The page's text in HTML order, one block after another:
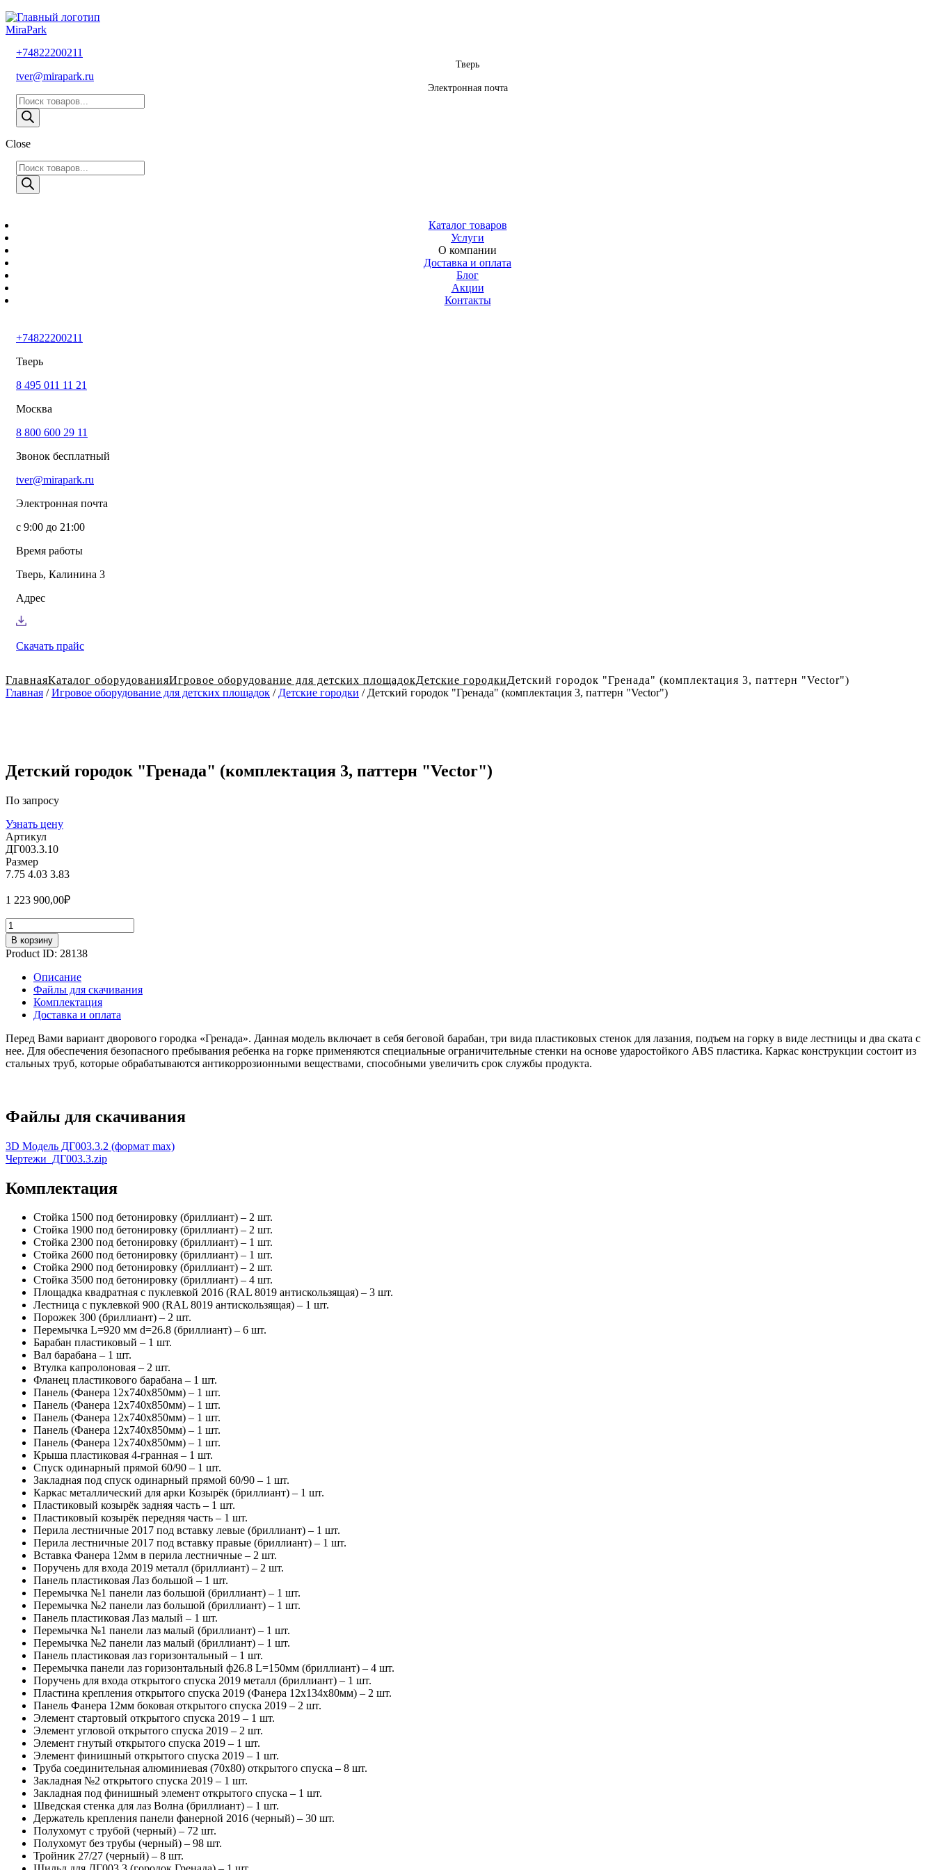
MiraPark
+74822200211
Тверь
tver@mirapark.ru
Электронная почта
Поиск
товаров
Close
Поиск
товаров
Каталог товаров
Услуги
О компании
Доставка и оплата
Блог
Акции
Контакты
+74822200211
Тверь
8 495 011 11 21
Москва
8 800 600 29 11
Звонок бесплатный
tver@mirapark.ru
Электронная почта
с 9:00 до 21:00
Время работы
Тверь, Калинина 3
Адрес
Скачать прайс
ГлавнаяКаталог оборудованияИгровое оборудование для детских площадокДетские городкиДетский городок "Гренада" (комплектация 3, паттерн "Vector")
Главная /Игровое оборудование для детских площадок / Детские городки / Детский городок "Гренада" (комплектация 3, паттерн "Vector")
Детский городок "Гренада" (комплектация 3, паттерн "Vector")
По запросу
Узнать цену
Артикул
ДГ003.3.10
Размер
7.75 4.03 3.83
1 223 900,00₽
Количество
В корзину
Product ID: 28138
Описание
Файлы для скачивания
Комплектация
Доставка и оплата
Перед Вами вариант дворового городка «Гренада». Данная модель включает в себя беговой барабан, три вида пластиковых стенок для лазания, подъем на горку в виде лестницы и два ската с
нее. Для обеспечения безопасного пребывания ребенка на горке применяются специальные ограничительные стенки на основе ударостойкого ABS пластика. Каркас конструкции состоит из
стальных труб, которые обрабатываются антикоррозионными веществами, способными увеличить срок службы продукта.
Файлы для скачивания
3D Модель ДГ003.3.2 (формат max)
Чертежи_ДГ003.3.zip
Комплектация
Стойка 1500 под бетонировку (бриллиант) – 2 шт.
Стойка 1900 под бетонировку (бриллиант) – 2 шт.
Стойка 2300 под бетонировку (бриллиант) – 1 шт.
Стойка 2600 под бетонировку (бриллиант) – 1 шт.
Стойка 2900 под бетонировку (бриллиант) – 2 шт.
Стойка 3500 под бетонировку (бриллиант) – 4 шт.
Площадка квадратная с пуклевкой 2016 (RAL 8019 антискользящая) – 3 шт.
Лестница с пуклевкой 900 (RAL 8019 антискользящая) – 1 шт.
Порожек 300 (бриллиант) – 2 шт.
Перемычка L=920 мм d=26.8 (бриллиант) – 6 шт.
Барабан пластиковый – 1 шт.
Вал барабана – 1 шт.
Втулка капролоновая – 2 шт.
Фланец пластикового барабана – 1 шт.
Панель (Фанера 12х740х850мм) – 1 шт.
Панель (Фанера 12х740х850мм) – 1 шт.
Панель (Фанера 12х740х850мм) – 1 шт.
Панель (Фанера 12х740х850мм) – 1 шт.
Панель (Фанера 12х740х850мм) – 1 шт.
Крыша пластиковая 4-гранная – 1 шт.
Спуск одинарный прямой 60/90 – 1 шт.
Закладная под спуск одинарный прямой 60/90 – 1 шт.
Каркас металлический для арки Козырёк (бриллиант) – 1 шт.
Пластиковый козырёк задняя часть – 1 шт.
Пластиковый козырёк передняя часть – 1 шт.
Перила лестничные 2017 под вставку левые (бриллиант) – 1 шт.
Перила лестничные 2017 под вставку правые (бриллиант) – 1 шт.
Вставка Фанера 12мм в перила лестничные – 2 шт.
Поручень для входа 2019 металл (бриллиант) – 2 шт.
Панель пластиковая Лаз большой – 1 шт.
Перемычка №1 панели лаз большой (бриллиант) – 1 шт.
Перемычка №2 панели лаз большой (бриллиант) – 1 шт.
Панель пластиковая Лаз малый – 1 шт.
Перемычка №1 панели лаз малый (бриллиант) – 1 шт.
Перемычка №2 панели лаз малый (бриллиант) – 1 шт.
Панель пластиковая лаз горизонтальный – 1 шт.
Перемычка панели лаз горизонтальный ф26.8 L=150мм (бриллиант) – 4 шт.
Поручень для входа открытого спуска 2019 металл (бриллиант) – 1 шт.
Пластина крепления открытого спуска 2019 (Фанера 12х134х80мм) – 2 шт.
Панель Фанера 12мм боковая открытого спуска 2019 – 2 шт.
Элемент стартовый открытого спуска 2019 – 1 шт.
Элемент угловой открытого спуска 2019 – 2 шт.
Элемент гнутый открытого спуска 2019 – 1 шт.
Элемент финишный открытого спуска 2019 – 1 шт.
Труба соединительная алюминиевая (70х80) открытого спуска – 8 шт.
Закладная №2 открытого спуска 2019 – 1 шт.
Закладная под финишный элемент открытого спуска – 1 шт.
Шведская стенка для лаз Волна (бриллиант) – 1 шт.
Держатель крепления панели фанерной 2016 (черный) – 30 шт.
Полухомут с трубой (черный) – 72 шт.
Полухомут без трубы (черный) – 98 шт.
Тройник 27/27 (черный) – 8 шт.